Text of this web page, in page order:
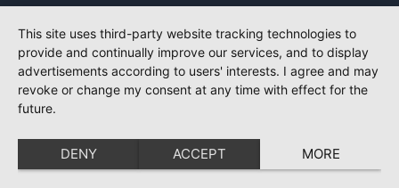
This site uses third-party website tracking technologies to
provide and continually improve our services, and to display
advertisements according to users' interests. I agree and may
revoke or change my consent at any time with effect for the
future.
DENY ACCEPT MORE